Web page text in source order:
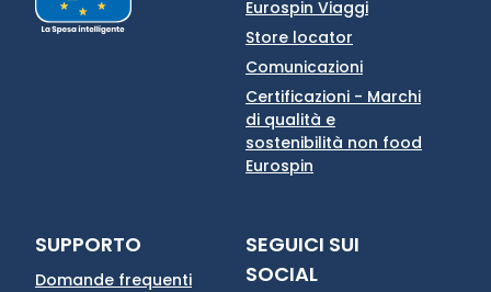
Eurospin Viaggi
Store locator
Comunicazioni
Certificazioni - Marchi
di qualità e
sostenibilità non food
Eurospin
SUPPORTO
Domande frequenti
SEGUICI SUI
SOCIAL